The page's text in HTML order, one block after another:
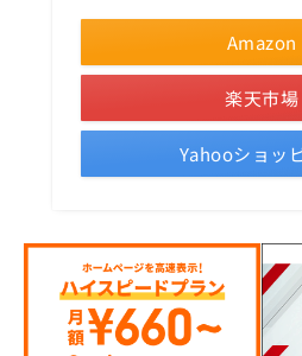
Amazon
楽天市場
Yahooショッ